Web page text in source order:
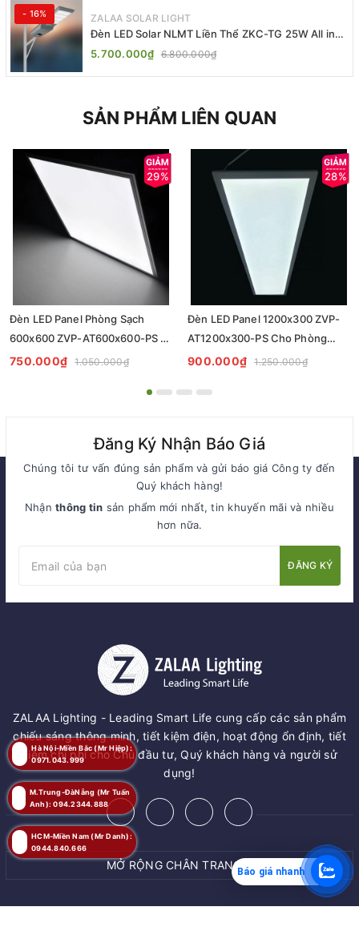
- 16% ZALAA SOLAR LIGHT
Đèn LED Solar NLMT Liền Thể ZKC-TG 25W All in
One | ZALAA Street Light
5.700.000₫ 6.800.000₫
SẢN PHẨM LIÊN QUAN
29%
Đèn LED Panel Phòng Sạch
600x600 ZVP-AT600x600-PS -
Tiêu Chuẩn Chiếu Sáng
750.000₫ 1.050.000₫
28%
Đèn LED Panel 1200x300 ZVP-
AT1200x300-PS Cho Phòng
Sạch - Giải Pháp Chiếu Sáng
900.000₫ 1.250.000₫
Đăng Ký Nhận Báo Giá
Chúng tôi tư vấn đúng sản phẩm và gửi báo giá Công ty đến
Quý khách hàng!
Nhậnthông tin sản phẩm mới nhất, tin khuyến mãi và nhiều
hơn nữa.
ĐĂNG KÝ
ZALAA Lighting - Leading Smart Life cung cấp các sản phẩm
chiếu sáng thông minh, tiết kiệm điện, hoạt động ổn định, tiết
kiệm chi phí cho Chủ đầu tư, Quý khách hàng và người sử
dụng!
MỞ RỘNG CHÂN TRANG
HCM-Miền Nam (Mr Danh):
0944.840.666
Hà Nội-Miền Bắc (Mr Hiệp):
0971.043.999
M.Trung-ĐàNẵng (Mr Tuấn
Anh): 094.2344.888
Báo giá nhanh